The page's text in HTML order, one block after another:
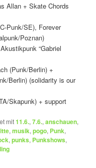
Allan + Skate Chords
Punk/SE), Forever
Poznan)
“Gabriel
(Punk/Berlin) +
Berlin) (solidarity is our
Skapunk) + support
mit11.6.,7.6.,anschauen,
,musik,pogo, Punk,
,punks, Punkshows,